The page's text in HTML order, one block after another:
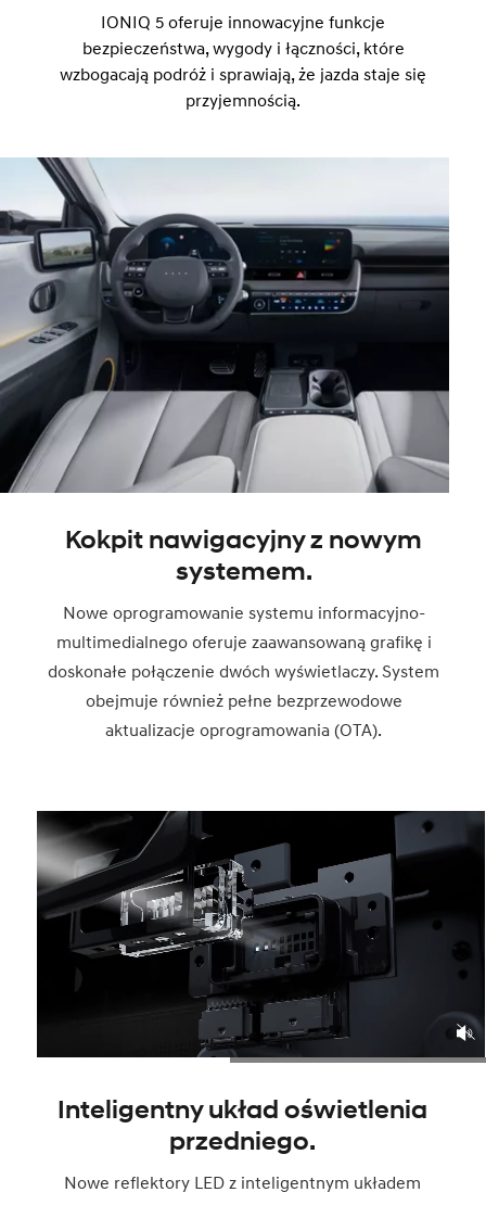
IONIQ 5 oferuje innowacyjne funkcje
bezpieczeństwa, wygody i łączności, które
wzbogacają podróż i sprawiają, że jazda staje się
przyjemnością.
Kokpit nawigacyjny z nowym
systemem.
Nowe oprogramowanie systemu informacyjno-
multimedialnego oferuje zaawansowaną grafikę i
doskonałe połączenie dwóch wyświetlaczy. System
obejmuje również pełne bezprzewodowe
aktualizacje oprogramowania (OTA).
Inteligentny układ oświetlenia
przedniego.
Nowe reflektory LED z inteligentnym układem